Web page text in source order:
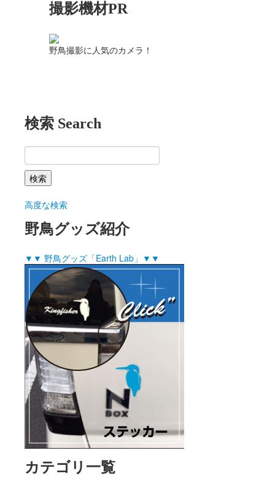
撮影機材PR
野鳥撮影に人気のカメラ！
検索 Search
高度な検索
野鳥グッズ紹介
▼▼ 野鳥グッズ「Earth Lab」▼▼
カテゴリ一覧